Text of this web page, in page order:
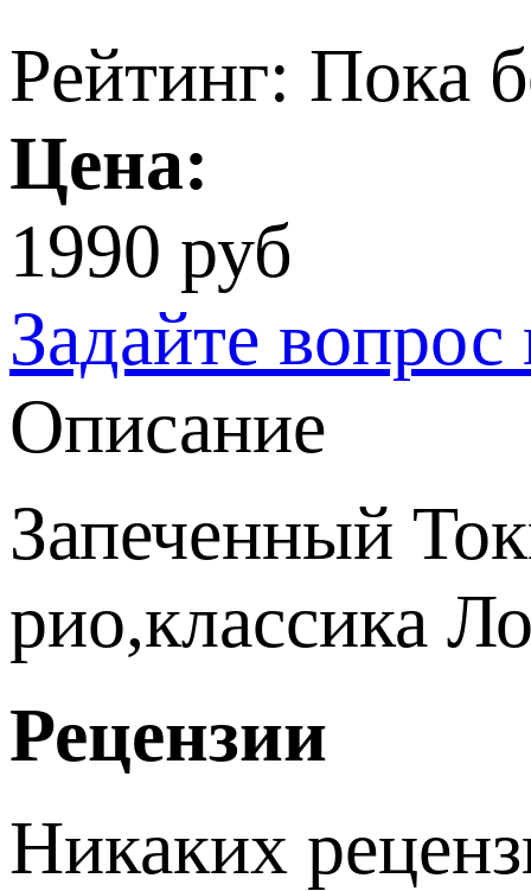
Рейтинг: Пока
Цена:
1990 руб
Задайте
Описание
Запеченный
рио,классика
Рецензии
Никаких